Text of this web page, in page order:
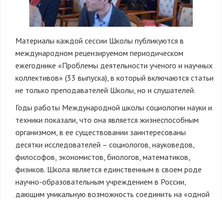
Материалы каждой сессии Школы публикуются в
международном рецензируемом периодическом
ежегоднике «Проблемы деятельности ученого и научных
коллективов» (33 выпуска), в который включаются статьи
не только преподавателей Школы, но и слушателей.
Годы работы Международной школы социологии науки и
техники показали, что она является жизнеспособным
организмом, в ее существовании заинтересованы
десятки исследователей – социологов, науковедов,
философов, экономистов, биологов, математиков,
физиков. Школа является единственным в своем роде
научно-образовательным учреждением в России,
дающим уникальную возможность соединить на «одной